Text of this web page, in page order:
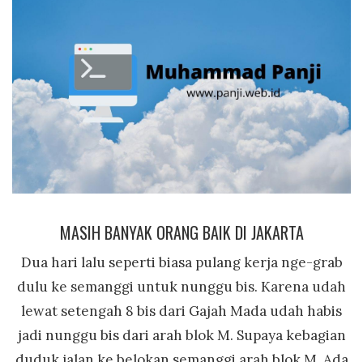
MASIH BANYAK ORANG BAIK DI JAKARTA
Dua hari lalu seperti biasa pulang kerja nge-grab
dulu ke semanggi untuk nunggu bis. Karena udah
lewat setengah 8 bis dari Gajah Mada udah habis
jadi nunggu bis dari arah blok M. Supaya kebagian